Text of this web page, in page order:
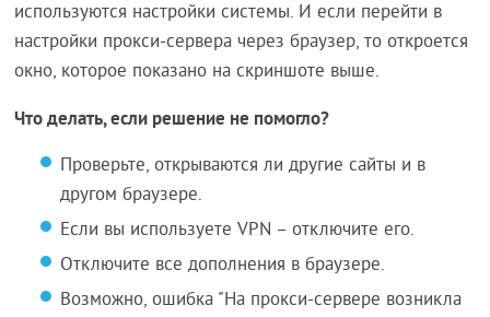
используются настройки системы. И если перейти в
настройки прокси-сервера через браузер, то откроется
окно, которое показано на скриншоте выше.
Что делать, если решение не помогло?
Проверьте, открываются ли другие сайты и в
другом браузере.
Если вы используете VPN – отключите его.
Отключите все дополнения в браузере.
Возможно, ошибка "На прокси-сервере возникла